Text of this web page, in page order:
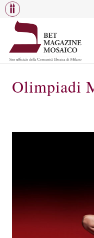
Olimpiadi